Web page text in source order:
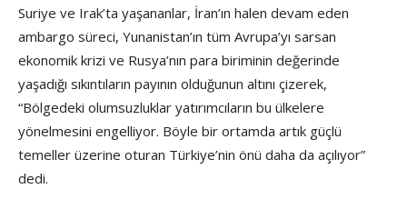
Suriye ve Irak’ta yaşananlar, İran’ın halen devam eden
ambargo süreci, Yunanistan’ın tüm Avrupa’yı sarsan
ekonomik krizi ve Rusya’nın para biriminin değerinde
yaşadığı sıkıntıların payının olduğunun altını çizerek,
“Bölgedeki olumsuzluklar yatırımcıların bu ülkelere
yönelmesini engelliyor. Böyle bir ortamda artık güçlü
temeller üzerine oturan Türkiye’nin önü daha da açılıyor”
dedi.